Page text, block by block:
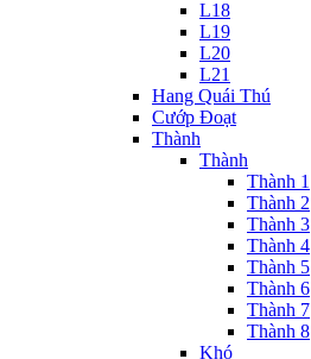
L18
L19
L20
L21
Hang Quái Thú
Cướp Đoạt
Thành
Thành
Thành 1
Thành 2
Thành 3
Thành 4
Thành 5
Thành 6
Thành 7
Thành 8
Khó